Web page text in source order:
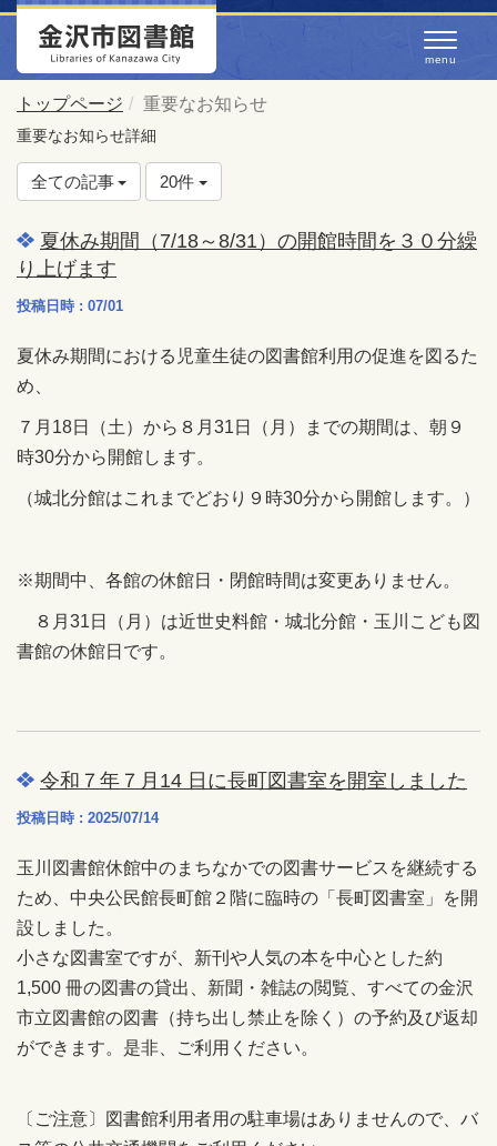
トップページ 重要なお知らせ
重要なお知らせ詳細
全ての記事 20件
夏休み期間（7/18～8/31）の開館時間を３０分繰
り上げます
投稿日時 : 07/01
夏休み期間における児童生徒の図書館利用の促進を図るた
め、
７月18日（土）から８月31日（月）までの期間は、朝９
時30分から開館します。
（城北分館はこれまでどおり９時30分から開館します。）
※期間中、各館の休館日・閉館時間は変更ありません。
８月31日（月）は近世史料館・城北分館・玉川こども図
書館の休館日です。
令和７年７月14 日に長町図書室を開室しました
投稿日時 : 2025/07/14
玉川図書館休館中のまちなかでの図書サービスを継続する
ため、中央公民館長町館２階に臨時の「長町図書室」を開
設しました。
小さな図書室ですが、新刊や人気の本を中心とした約
1,500 冊の図書の貸出、新聞・雑誌の閲覧、すべての金沢
市立図書館の図書（持ち出し禁止を除く）の予約及び返却
ができます。是非、ご利用ください。
〔ご注意〕図書館利用者用の駐車場はありませんので、バ